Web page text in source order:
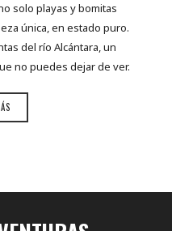
solo playas y bomitas
única, en estado puro.
del río Alcántara, un
no puedes dejar de ver.